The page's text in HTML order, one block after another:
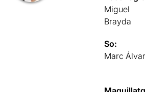
Miguel
Brayda
So:
Marc